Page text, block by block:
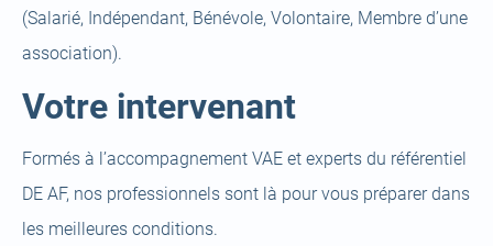
(Salarié, Indépendant, Bénévole, Volontaire, Membre d’une
association).
Votre intervenant
Formés à l’accompagnement VAE et experts du référentiel
DE AF, nos professionnels sont là pour vous préparer dans
les meilleures conditions.